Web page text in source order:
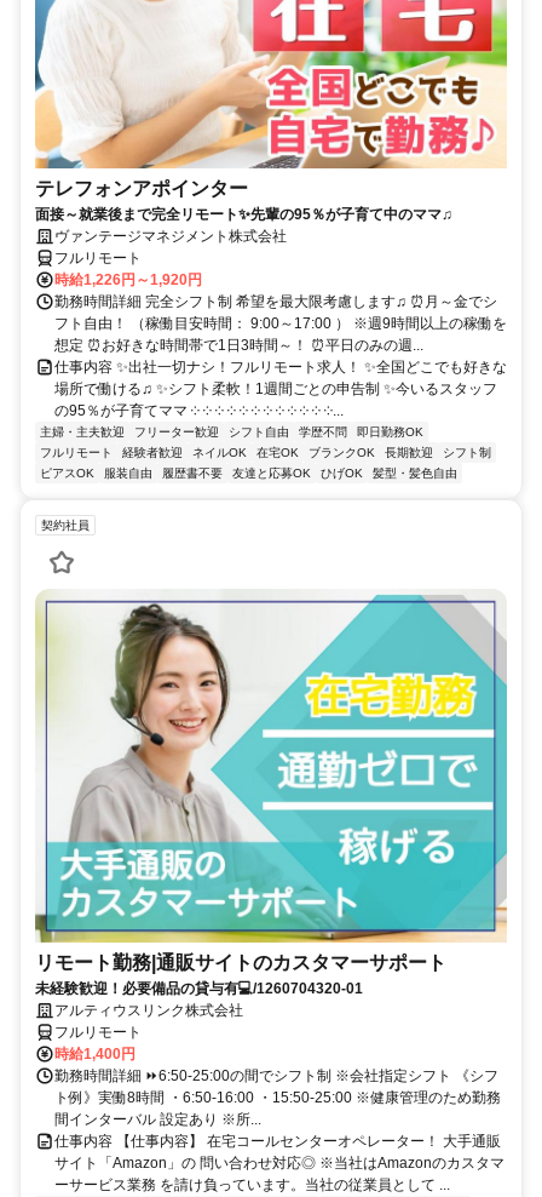
テレフォンアポインター
面接～就業後まで完全リモート✨先輩の95％が子育て中のママ♫
ヴァンテージマネジメント株式会社
フルリモート
時給1,226円～1,920円
勤務時間詳細 完全シフト制 希望を最大限考慮します♫ ⏰月～金でシ
フト自由！ （稼働目安時間： 9:00～17:00 ） ※週9時間以上の稼働を
想定 ⏰お好きな時間帯で1日3時間～！ ⏰平日のみの週...
仕事内容 ✨出社一切ナシ！フルリモート求人！ ✨全国どこでも好きな
場所で働ける♫ ✨シフト柔軟！1週間ごとの申告制 ✨今いるスタッフ
の95％が子育てママ ༶ ༶ ༶ ༶ ༶ ༶ ༶ ༶ ༶ ༶ ༶ ༶...
主婦・主夫歓迎 フリーター歓迎 シフト自由 学歴不問
即日勤務OK
フルリモート
経験者歓迎 ネイルOK 在宅OK ブランクOK 長期歓迎
シフト制
ピアスOK
服装自由 履歴書不要 友達と応募OK ひげOK 髪型・髪色自由
契約社員
リモート勤務|通販サイトのカスタマーサポート
未経験歓迎！必要備品の貸与有💻/1260704320-01
アルティウスリンク株式会社
フルリモート
時給1,400円
勤務時間詳細 ⏩6:50-25:00の間でシフト制 ※会社指定シフト 《シフ
ト例》実働8時間 ・6:50-16:00 ・15:50-25:00 ※健康管理のため勤務
間インターバル 設定あり ※所...
仕事内容 【仕事内容】 在宅コールセンターオペレーター！ 大手通販
サイト「Amazon」の 問い合わせ対応◎ ※当社はAmazonのカスタマ
ーサービス業務 を請け負っています。当社の従業員として ...